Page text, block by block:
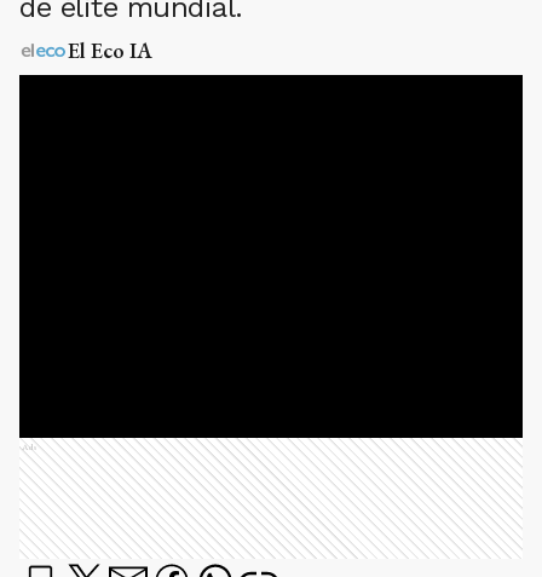
de élite mundial.
El Eco IA
Ads